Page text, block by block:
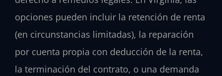
opciones pueden incluir la retención de renta
(en circunstancias limitadas), la reparación
por cuenta propia con deducción de la renta,
la terminación del contrato, o una demanda